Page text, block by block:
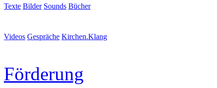
Texte Bilder Sounds Bücher
Videos Gespräche Kirchen.Klang
Förderung